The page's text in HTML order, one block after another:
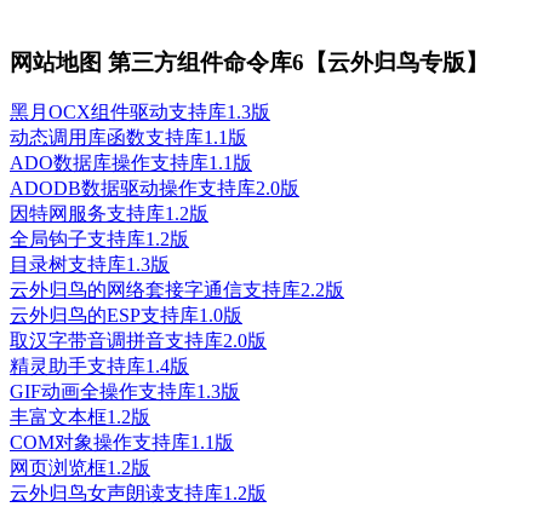
网站地图 第三方组件命令库6【云外归鸟专版】
黑月OCX组件驱动支持库1.3版
动态调用库函数支持库1.1版
ADO数据库操作支持库1.1版
ADODB数据驱动操作支持库2.0版
因特网服务支持库1.2版
全局钩子支持库1.2版
目录树支持库1.3版
云外归鸟的网络套接字通信支持库2.2版
云外归鸟的ESP支持库1.0版
取汉字带音调拼音支持库2.0版
精灵助手支持库1.4版
GIF动画全操作支持库1.3版
丰富文本框1.2版
COM对象操作支持库1.1版
网页浏览框1.2版
云外归鸟女声朗读支持库1.2版